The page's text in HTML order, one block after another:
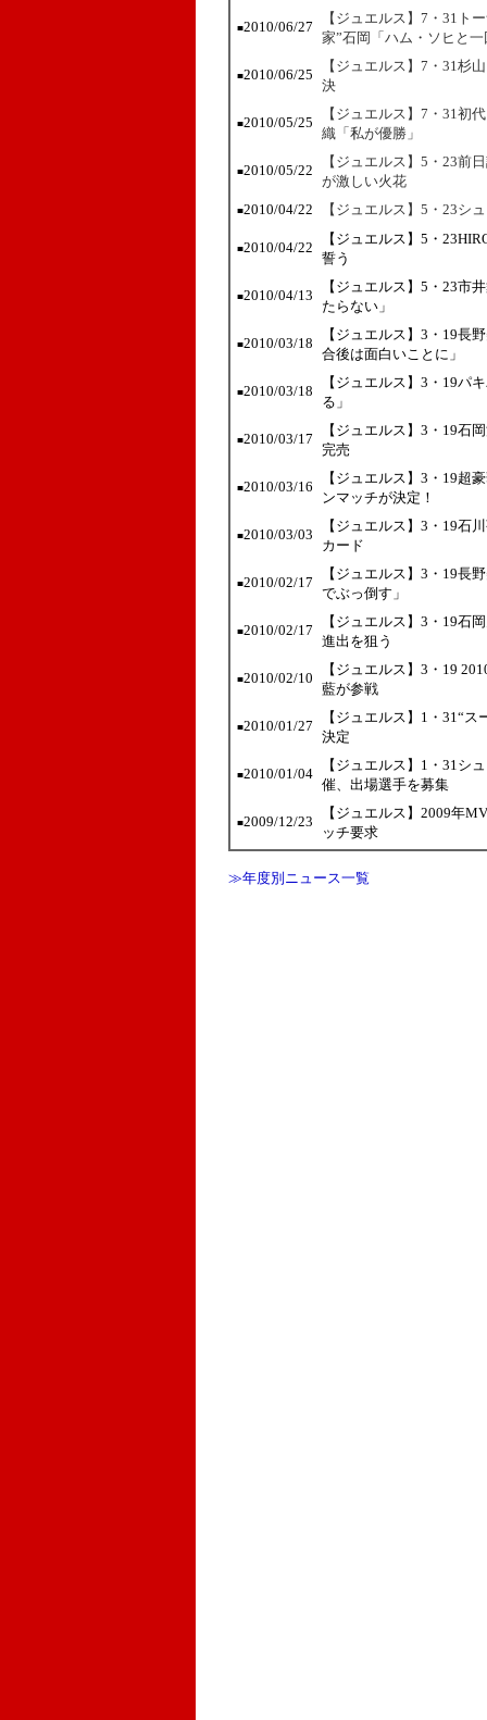
■2010/06/27
【ジュエルス】7・31ト
家”石岡「ハム・ソヒと
■2010/06/25
【ジュエルス】7・31杉
決
■2010/05/25
【ジュエルス】7・31初
織「私が優勝」
■2010/05/22
【ジュエルス】5・23前
が激しい火花
■2010/04/22 【ジュエルス】5・23シ
■2010/04/22
【ジュエルス】5・
誓う
■2010/04/13
【ジュエルス】5・23市
たらない」
■2010/03/18
【ジュエルス】3・19長
合後は面白いことに」
■2010/03/18
【ジュエルス】3・19パ
る」
■2010/03/17
【ジュエルス】3・19石
完売
■2010/03/16
【ジュエルス】3・19超
ンマッチが決定！
■2010/03/03
【ジュエルス】3・19石
カード
■2010/02/17
【ジュエルス】3・19長
でぶっ倒す」
■2010/02/17
【ジュエルス】3・19石
進出を狙う
■2010/02/10
【ジュエルス】3・19
藍が参戦
■2010/01/27
【ジュエルス】1・31“
決定
■2010/01/04
【ジュエルス】1・31シ
催、出場選手を募集
■2009/12/23
【ジュエルス】2009年
ッチ要求
≫年度別ニュース一覧